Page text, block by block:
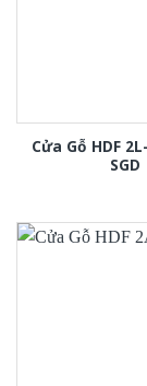
Cửa Gỗ HDF
SGD